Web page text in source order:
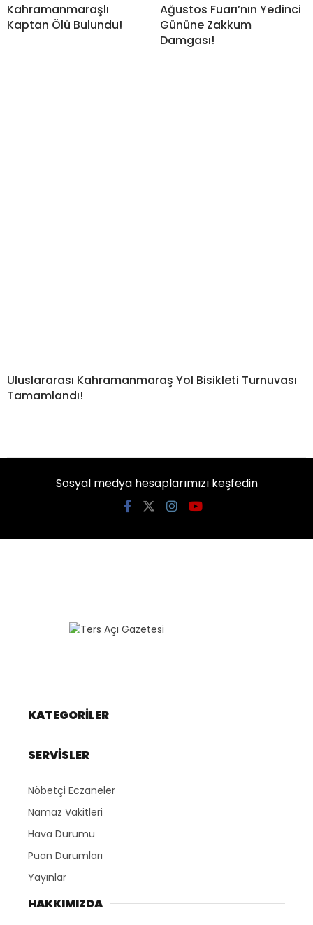
Kahramanmaraşlı
Kaptan Ölü Bulundu!
Ağustos Fuarı’nın Yedinci
Gününe Zakkum
Damgası!
Uluslararası Kahramanmaraş Yol Bisikleti Turnuvası
Tamamlandı!
Sosyal medya hesaplarımızı keşfedin
KATEGORİLER
SERVİSLER
Nöbetçi Eczaneler
Namaz Vakitleri
Hava Durumu
Puan Durumları
Yayınlar
HAKKIMIZDA